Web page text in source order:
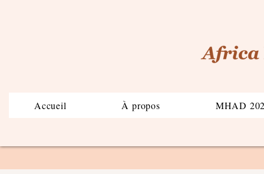
Accueil À propos MHAD